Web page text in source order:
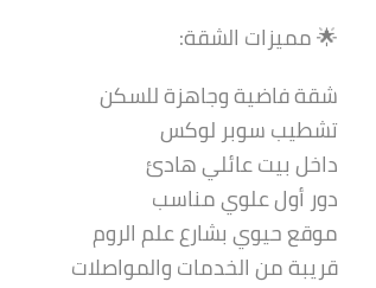
🌟 مميزات الشقة:
شقة فاضية وجاهزة للسكن
تشطيب سوبر لوكس
داخل بيت عائلي هادئ
دور أول علوي مناسب
موقع حيوي بشارع علم الروم
قريبة من الخدمات والمواصلات